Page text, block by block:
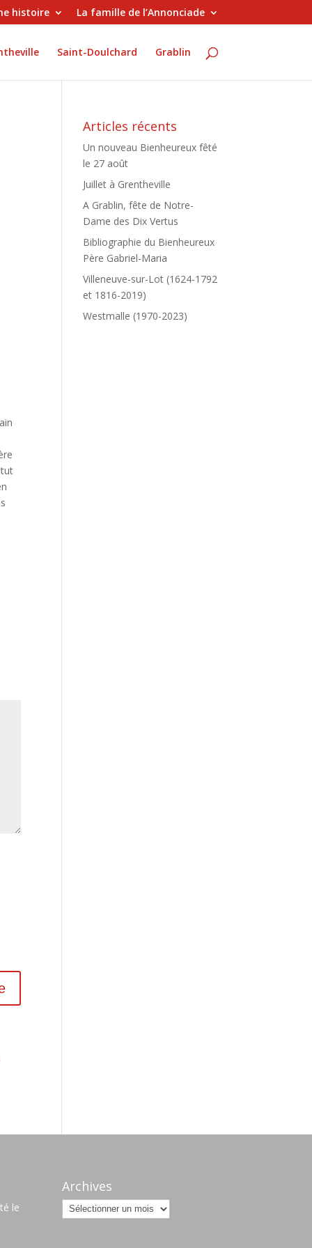
histoire La famille de l’Annonciade
Saint-Doulchard Grablin
Articles récents
Un nouveau Bienheureux fêté
le 27 août
Juillet à Grentheville
A Grablin, fête de Notre-
Dame des Dix Vertus
Bibliographie du Bienheureux
Père Gabriel-Maria
Villeneuve-sur-Lot (1624-1792
et 1816-2019)
Westmalle (1970-2023)
le
Archives
Archives